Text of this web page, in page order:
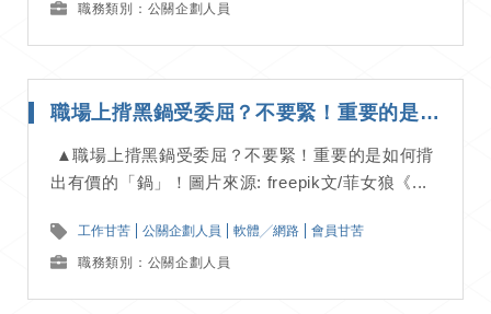
職務類別：公關企劃人員
職場上揹黑鍋受委屈？不要緊！重要的是如何揹出有價的「鍋」！｜工作甘苦談
▲職場上揹黑鍋受委屈？不要緊！重要的是如何揹
出有價的「鍋」！圖片來源: freepik文/菲女狼《...
工作甘苦 公關企劃人員 軟體╱網路 會員甘苦
職務類別：公關企劃人員